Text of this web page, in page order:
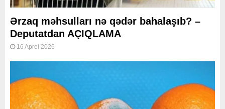
Ərzaq məhsulları nə qədər bahalaşıb? –
Deputatdan AÇIQLAMA
16 Aprel 2026